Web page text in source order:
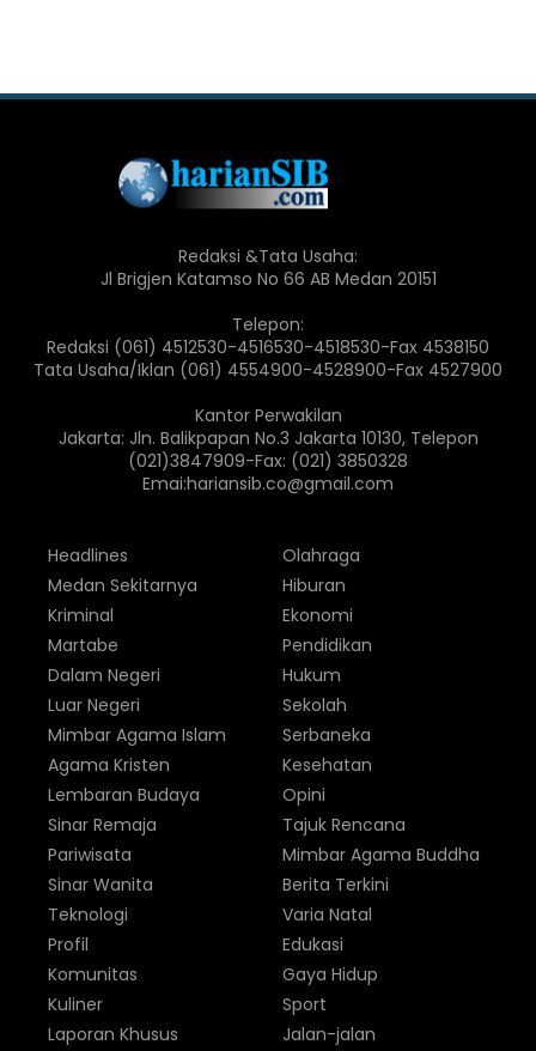
Redaksi &Tata Usaha:
Jl Brigjen Katamso No 66 AB Medan 20151
Telepon:
Redaksi (061) 4512530-4516530-4518530-Fax 4538150
Tata Usaha/Iklan (061) 4554900-4528900-Fax 4527900
Kantor Perwakilan
Jakarta: Jln. Balikpapan No.3 Jakarta 10130, Telepon
(021)3847909-Fax: (021) 3850328
Emai:hariansib.co@gmail.com
Headlines
Medan Sekitarnya
Kriminal
Martabe
Dalam Negeri
Luar Negeri
Olahraga
Hiburan
Ekonomi
Pendidikan
Hukum
Sekolah
Mimbar Agama Islam
Agama Kristen
Lembaran Budaya
Sinar Remaja
Pariwisata
Sinar Wanita
Serbaneka
Kesehatan
Opini
Tajuk Rencana
Mimbar Agama Buddha
Berita Terkini
Teknologi
Profil
Komunitas
Kuliner
Laporan Khusus
Varia Natal
Edukasi
Gaya Hidup
Sport
Jalan-jalan